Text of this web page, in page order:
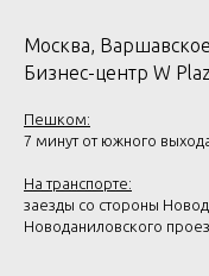
Москва,
Бизнес-центр W
Пешком:
7 минут от южного
На транспорте:
заезды со стороны
Новоданиловского